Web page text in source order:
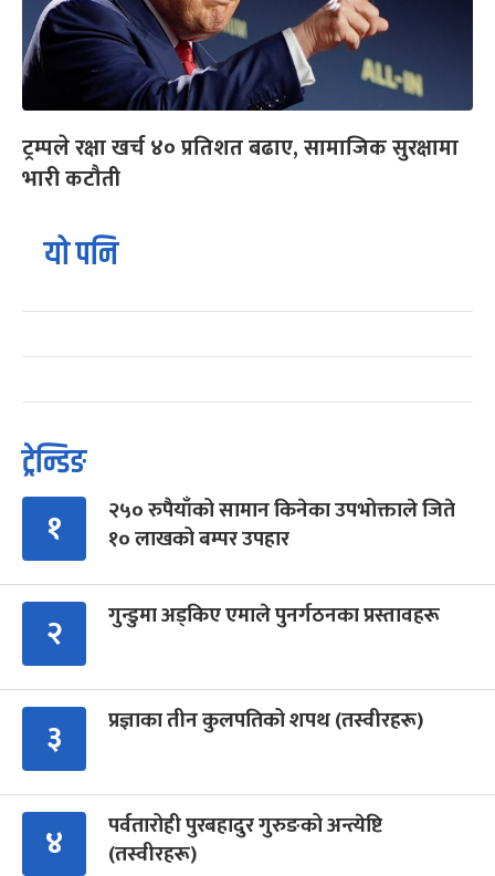
ट्रम्पले रक्षा खर्च ४० प्रतिशत बढाए, सामाजिक सुरक्षामा
भारी कटौती
यो पनि
ट्रेन्डिङ
१
२५० रुपैयाँको सामान किनेका उपभोक्ताले जिते
१० लाखको बम्पर उपहार
२ गुन्डुमा अड्किए एमाले पुनर्गठनका प्रस्तावहरू
३ प्रज्ञाका तीन कुलपतिको शपथ (तस्वीरहरू)
४
पर्वतारोही पुरबहादुर गुरुङको अन्त्येष्टि
(तस्वीरहरू)